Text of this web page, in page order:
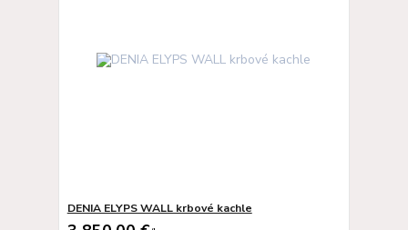
DENIA ELYPS WALL krbové kachle